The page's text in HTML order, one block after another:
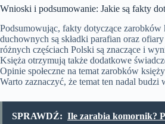
Wnioski i podsumowanie: Jakie są fakty
Podsumowując, fakty dotyczące zarobków
duchownych są składki parafian oraz
różnych częściach Polski są znaczące i
Księża otrzymują także dodatkowe
Opinie społeczne na temat zarobków
Warto zaznaczyć, że temat ten nadal
SPRAWDŹ: Ile zarabia komornik?